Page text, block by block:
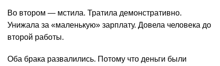
Во втором — мстила. Тратила демонстративно.
Унижала за «маленькую» зарплату. Довела человека до
второй работы.
Оба брака развалились. Потому что деньги были